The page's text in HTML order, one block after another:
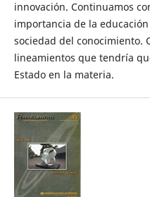
innovación. Continuamos
importancia de la
sociedad del conocimiento.
lineamientos que tendría
Estado en la materia.